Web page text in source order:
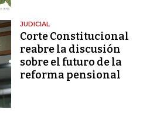
JUDICIAL
Corte Constitucional
reabre la discusión
sobre el futuro de la
reforma pensional